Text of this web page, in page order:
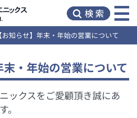
【お知らせ】年末・年始の営業について
末・年始の営業について
ックスをご愛顧頂き誠にあ
。